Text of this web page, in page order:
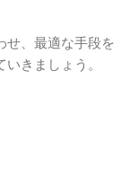
せ、最適な手段を
きましょう。